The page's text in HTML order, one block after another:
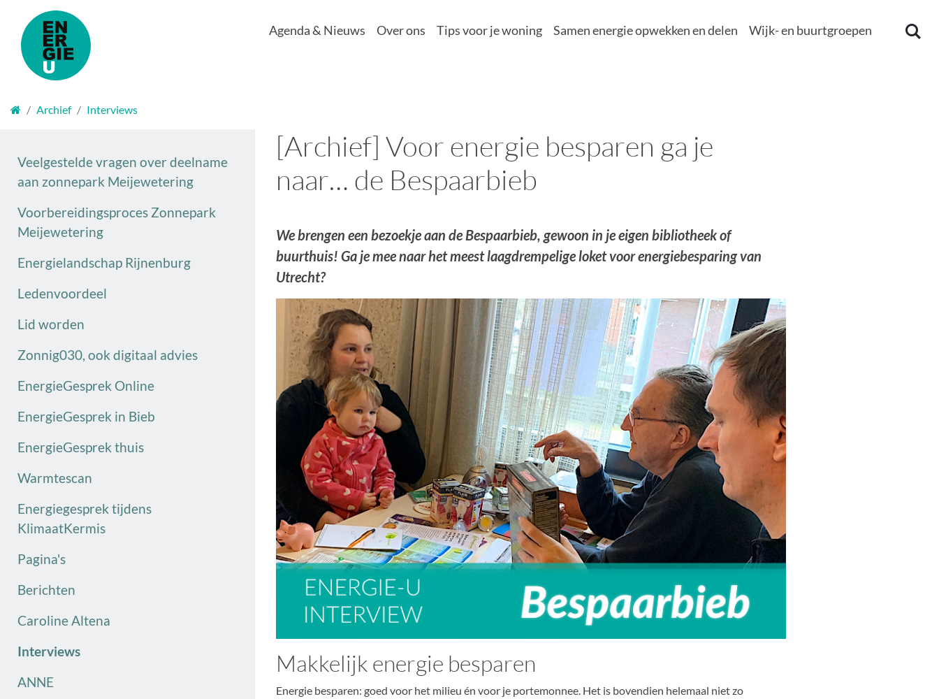
Agenda & Nieuws Over ons Tips voor je woning Samen energie opwekken en delen Wijk- en buurtgroepen
Welkom
Archief Interviews
[Archief] Voor energie besparen ga je
naar… de Bespaarbieb
We brengen een bezoekje aan de Bespaarbieb, gewoon in je eigen bibliotheek of
buurthuis! Ga je mee naar het meest laagdrempelige loket voor energiebesparing van
Utrecht?
Makkelijk energie besparen
Energie besparen: goed voor het milieu én voor je portemonnee. Het is bovendien helemaal niet zo
Veelgestelde vragen over deelname
aan zonnepark Meijewetering
Voorbereidingsproces Zonnepark
Meijewetering
Energielandschap Rijnenburg
Ledenvoordeel
Lid worden
Zonnig030, ook digitaal advies
EnergieGesprek Online
EnergieGesprek in Bieb
EnergieGesprek thuis
Warmtescan
Energiegesprek tijdens
KlimaatKermis
Pagina's
Berichten
Caroline Altena
Interviews
ANNE